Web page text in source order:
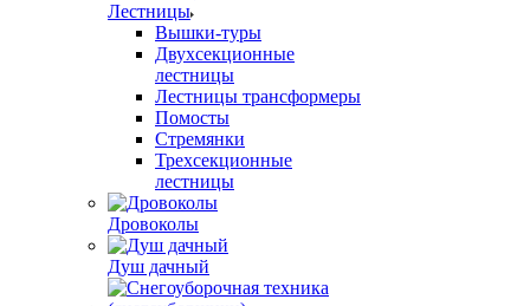
Лестницы
Вышки-туры
Двухсекционные
лестницы
Лестницы трансформеры
Помосты
Стремянки
Трехсекционные
лестницы
Дровоколы
Душ дачный